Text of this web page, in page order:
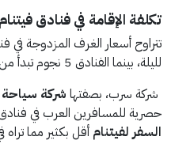
تكلفة الإقامة في فنادق فيتنام
لليلة، بينما الفنادق 5 نجوم تبدأ من 100 دولار.
شركة سرب، بصفتها شركة سياحة
حصرية للمسافرين العرب في
السفر لفيتنام أقل بكثير مما تراه